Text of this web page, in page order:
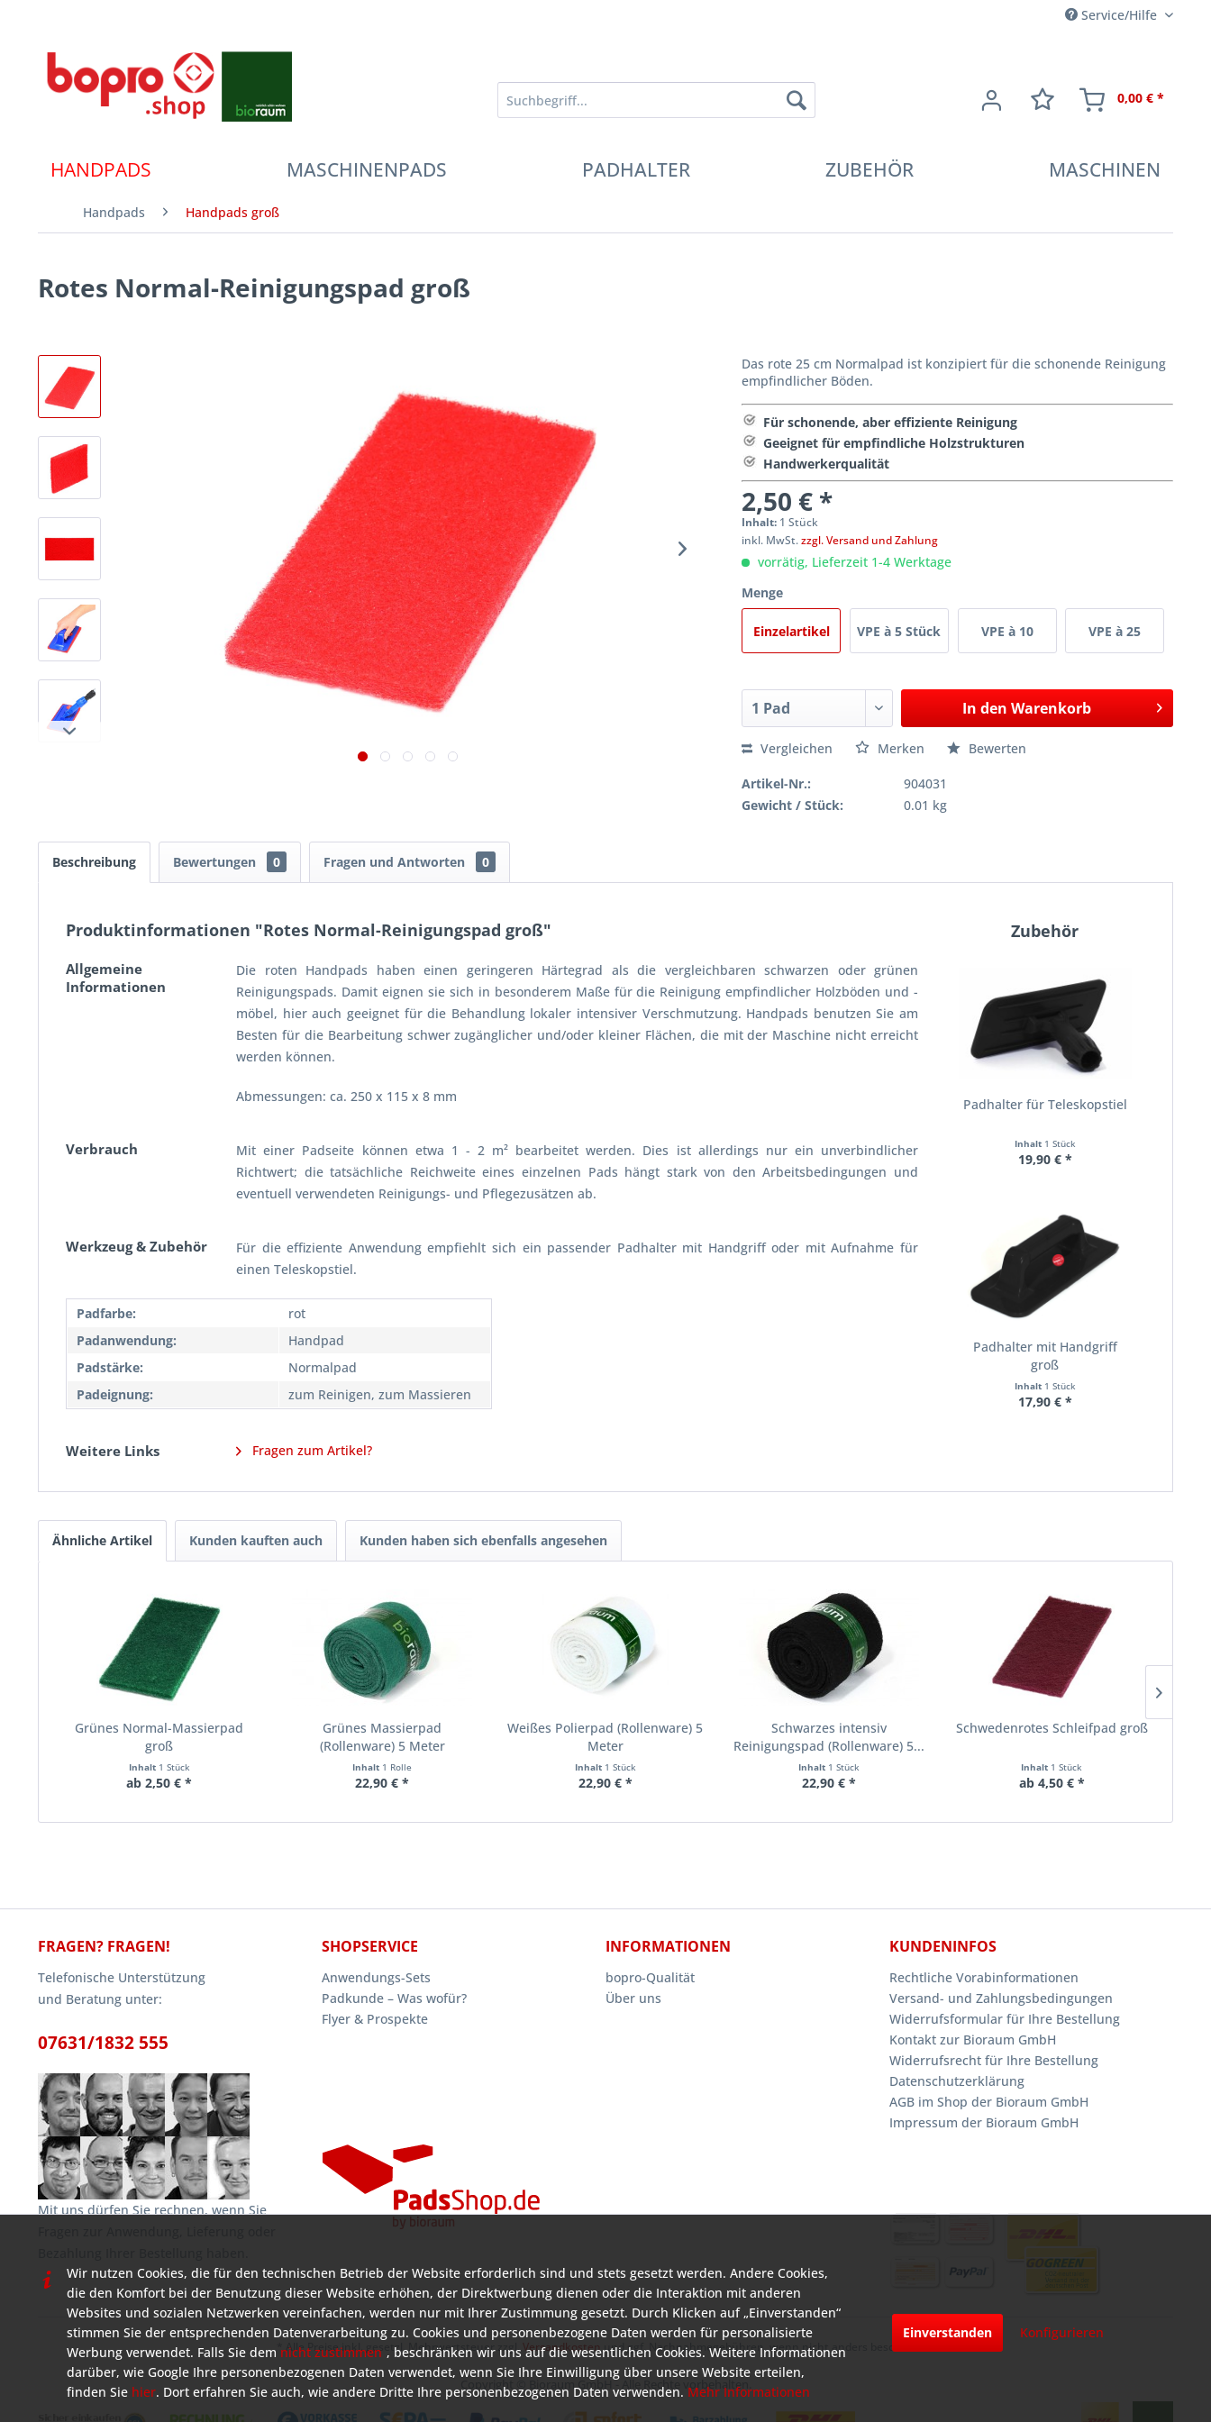
Service/Hilfe
0,00 € *
HANDPADS MASCHINENPADS PADHALTER ZUBEHÖR MASCHINEN
Handpads Handpads groß
Rotes Normal-Reinigungspad groß
Das rote 25 cm Normalpad ist konzipiert für die schonende Reinigung
empfindlicher Böden.
Für schonende, aber effiziente Reinigung
Geeignet für empfindliche Holzstrukturen
Handwerkerqualität
2,50 € *
Inhalt: 1 Stück
inkl. MwSt.zzgl. Versand und Zahlung
vorrätig, Lieferzeit 1-4 Werktage
Menge
Einzelartikel VPE à 5 Stück VPE à 10 VPE à 25
In den Warenkorb
Vergleichen Merken Bewerten
Artikel-Nr.:
904031
Gewicht / Stück:
0.01 kg
Beschreibung Bewertungen 0 Fragen und Antworten 0
Produktinformationen "Rotes Normal-Reinigungspad groß"
Allgemeine
Informationen
Die roten Handpads haben einen geringeren Härtegrad als die vergleichbaren schwarzen oder grünen
Reinigungspads. Damit eignen sie sich in besonderem Maße für die Reinigung empfindlicher Holzböden und -
möbel, hier auch geeignet für die Behandlung lokaler intensiver Verschmutzung. Handpads benutzen Sie am
Besten für die Bearbeitung schwer zugänglicher und/oder kleiner Flächen, die mit der Maschine nicht erreicht
werden können.
Abmessungen: ca. 250 x 115 x 8 mm
Verbrauch
Mit einer Padseite können etwa 1 - 2 m² bearbeitet werden. Dies ist allerdings nur ein unverbindlicher
Richtwert; die tatsächliche Reichweite eines einzelnen Pads hängt stark von den Arbeitsbedingungen und
eventuell verwendeten Reinigungs- und Pflegezusätzen ab.
Werkzeug & Zubehör
Für die effiziente Anwendung empfiehlt sich ein passender Padhalter mit Handgriff oder mit Aufnahme für
einen Teleskopstiel.
Padfarbe:
rot
Padanwendung:
Handpad
Padstärke:
Normalpad
Padeignung:
zum Reinigen, zum Massieren
Weitere Links Fragen zum Artikel?
Zubehör
Padhalter für Teleskopstiel
Inhalt 1 Stück
19,90 € *
Padhalter mit Handgriff
groß
Inhalt 1 Stück
17,90 € *
Ähnliche Artikel Kunden kauften auch Kunden haben sich ebenfalls angesehen
Grünes Normal-Massierpad
groß
Inhalt 1 Stück
ab 2,50 € *
Grünes Massierpad
(Rollenware) 5 Meter
Inhalt 1 Rolle
22,90 € *
Weißes Polierpad (Rollenware) 5
Meter
Inhalt 1 Stück
22,90 € *
Schwarzes intensiv
Reinigungspad (Rollenware) 5...
Inhalt 1 Stück
22,90 € *
Schwedenrotes Schleifpad groß
Inhalt 1 Stück
ab 4,50 € *
FRAGEN? FRAGEN!
Telefonische Unterstützung
und Beratung unter:
07631/1832 555
Mit uns dürfen Sie rechnen, wenn Sie
SHOPSERVICE
Anwendungs-Sets
Padkunde – Was wofür?
Flyer & Prospekte
INFORMATIONEN
bopro-Qualität
Über uns
KUNDENINFOS
Rechtliche Vorabinformationen
Versand- und Zahlungsbedingungen
Widerrufsformular für Ihre Bestellung
Kontakt zur Bioraum GmbH
Widerrufsrecht für Ihre Bestellung
Datenschutzerklärung
AGB im Shop der Bioraum GmbH
Impressum der Bioraum GmbH
* Alle Preise inkl. gesetzl. Mehrwertsteuer zzgl.Versandkostenund ggf. Nachnahmegebühren, wenn nicht anders beschrieben
Copyright © Bioraum GmbH - Alle Rechte vorbehalten.
Wir nutzen Cookies, die für den technischen Betrieb der Website erforderlich sind und stets gesetzt werden. Andere Cookies,
die den Komfort bei der Benutzung dieser Website erhöhen, der Direktwerbung dienen oder die Interaktion mit anderen
Websites und sozialen Netzwerken vereinfachen, werden nur mit Ihrer Zustimmung gesetzt. Durch Klicken auf „Einverstanden“
stimmen Sie der entsprechenden Datenverarbeitung zu. Cookies und personenbezogene Daten werden für personalisierte
Werbung verwendet. Falls Sie dem nicht zustimmen , beschränken wir uns auf die wesentlichen Cookies. Weitere Informationen
darüber, wie Google Ihre personenbezogenen Daten verwendet, wenn Sie Ihre Einwilligung über unsere Website erteilen,
finden Sie hier. Dort erfahren Sie auch, wie andere Dritte Ihre personenbezogenen Daten verwenden. Mehr Informationen
Einverstanden Konfigurieren